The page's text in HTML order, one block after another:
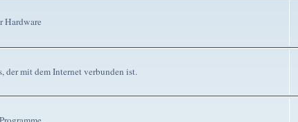
Hardware
der mit dem Internet verbunden ist.